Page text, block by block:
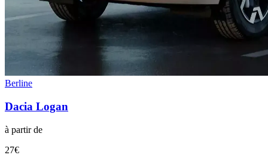
Berline
Dacia Logan
à partir de
27€